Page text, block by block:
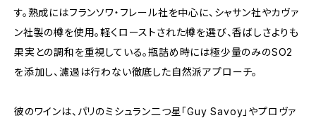
す。熟成にはフランソワ・フレール社を中心に、シャサン社やカヴァ
ン社製の樽を使用。軽くローストされた樽を選び、香ばしさよりも
果実との調和を重視している。瓶詰め時には極少量のみのSO2
を添加し、濾過は行わない徹底した自然派アプローチ。
彼のワインは、パリのミシュラン二つ星「Guy Savoy」やプロヴァ